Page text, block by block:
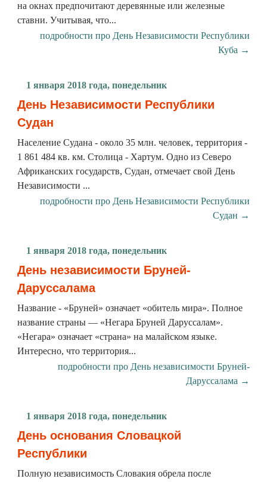
на окнах предпочитают деревянные или железные
ставни. Учитывая, что...
подробности про День Независимости Республики
Куба →
1 января 2018 года, понедельник
День Независимости Республики
Судан
Население Судана - около 35 млн. человек, территория -
1 861 484 кв. км. Столица - Хартум. Одно из Северо
Африканских государств, Судан, отмечает свой День
Независимости ...
подробности про День Независимости Республики
Судан →
1 января 2018 года, понедельник
День независимости Бруней-
Даруссалама
Название - «Бруней» означает «обитель мира». Полное
название страны — «Негара Бруней Даруссалам».
«Негара» означает «страна» на малайском языке.
Интересно, что территория...
подробности про День независимости Бруней-
Даруссалама →
1 января 2018 года, понедельник
День основания Словацкой
Республики
Полную независимость Словакия обрела после